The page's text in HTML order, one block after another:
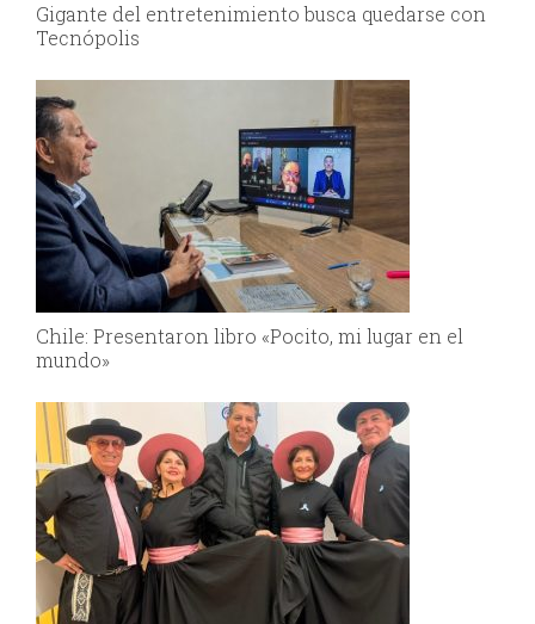
Gigante del entretenimiento busca quedarse con
Tecnópolis
Chile: Presentaron libro «Pocito, mi lugar en el
mundo»